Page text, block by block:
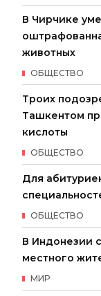
В Чирчике
животных
ОБЩЕСТВО
Троих
Ташкентом
кислоты
ОБЩЕСТВО
Для
ОБЩЕСТВО
В Индонезии
местного
МИР